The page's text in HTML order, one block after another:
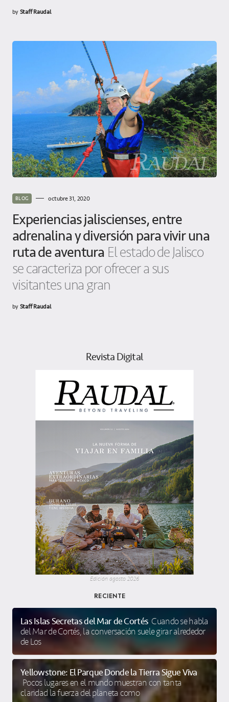
byStaff Raudal
BLOG octubre 31, 2020
Experiencias jaliscienses, entre
adrenalina y diversión para vivir una
ruta de aventura El estado de Jalisco
se caracteriza por ofrecer a sus
visitantes una gran
byStaff Raudal
Revista Digital
Edición agosto 2026
RECIENTE
Las Islas Secretas del Mar de Cortés Cuando se habla
del Mar de Cortés, la conversación suele girar alrededor
de Los
Yellowstone: El Parque Donde la Tierra Sigue Viva
Pocos lugares en el mundo muestran con tanta
claridad la fuerza del planeta como